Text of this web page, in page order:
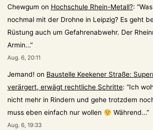
Chewgum on Hochschule Rhein-Metall?: “
nochmal mit der Drohne in Leipzig? Es geht
Rüstung auch um Gefahrenabwehr. Der
Armin…”
Aug. 6, 20:11
Jemand! on Baustelle Keekener Straße:
verärgert, erwägt rechtliche Schritte: “Ich
nicht mehr in Rindern und gehe trotzdem
muss eben einfach nur wollen
Während…”
Aug. 6, 19:33